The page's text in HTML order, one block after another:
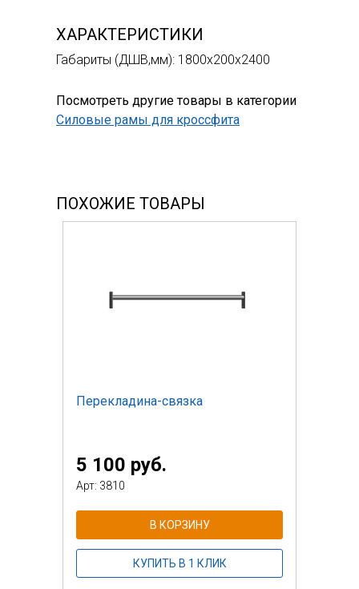
ХАРАКТЕРИСТИКИ
Габариты (ДШВ,мм): 1800х200х2400
Посмотреть другие товары в категории
Силовые рамы для кроссфита
ПОХОЖИЕ ТОВАРЫ
Перекладина-связка
5 100 руб.
Арт: 3810
В КОРЗИНУ
КУПИТЬ В 1 КЛИК